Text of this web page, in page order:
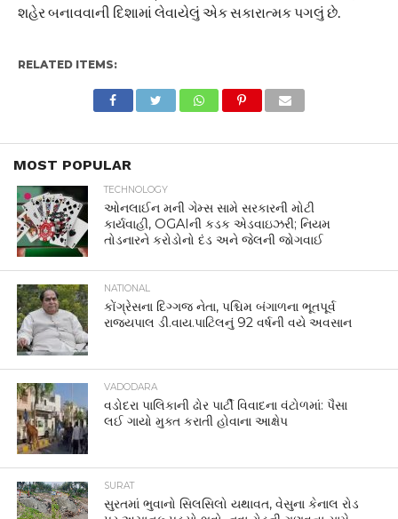
શહેર બનાવવાની દિશામાં લેવાયેલું એક સકારાત્મક પગલું છે.
RELATED ITEMS:
MOST POPULAR
TECHNOLOGY
ઓનલાઈન મની ગેમ્સ સામે સરકારની મોટી
કાર્યવાહી, OGAIની કડક એડવાઇઝરી; નિયમ
તોડનારને કરોડોનો દંડ અને જેલની જોગવાઈ
NATIONAL
કોંગ્રેસના દિગ્ગજ નેતા, પશ્ચિમ બંગાળના ભૂતપૂર્વ
રાજ્યપાલ ડી.વાય.પાટિલનું 92 વર્ષની વયે અવસાન
VADODARA
વડોદરા પાલિકાની ઢોર પાર્ટી વિવાદના વંટોળમાં: પૈસા
લઈ ગાયો મુક્ત કરાતી હોવાના આક્ષેપ
SURAT
સુરતમાં ભુવાનો સિલસિલો યથાવત, વેસુના કેનાલ રોડ